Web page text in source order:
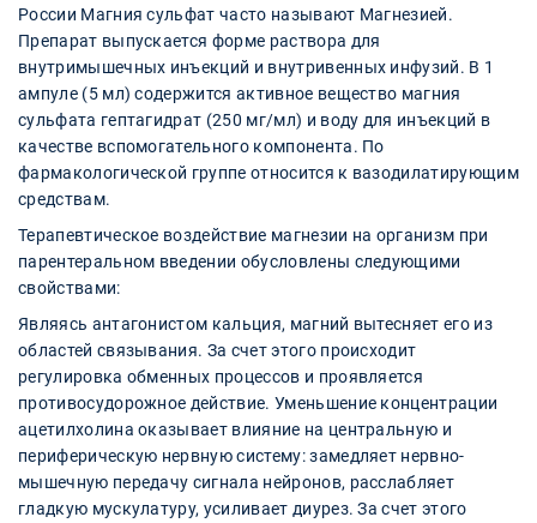
России Магния сульфат часто называют Магнезией.
Препарат выпускается форме раствора для
внутримышечных инъекций и внутривенных инфузий. В 1
ампуле (5 мл) содержится активное вещество магния
сульфата гептагидрат (250 мг/мл) и воду для инъекций в
качестве вспомогательного компонента. По
фармакологической группе относится к вазодилатирующим
средствам.
Терапевтическое воздействие магнезии на организм при
парентеральном введении обусловлены следующими
свойствами:
Являясь антагонистом кальция, магний вытесняет его из
областей связывания. За счет этого происходит
регулировка обменных процессов и проявляется
противосудорожное действие. Уменьшение концентрации
ацетилхолина оказывает влияние на центральную и
периферическую нервную систему: замедляет нервно-
мышечную передачу сигнала нейронов, расслабляет
гладкую мускулатуру, усиливает диурез. За счет этого